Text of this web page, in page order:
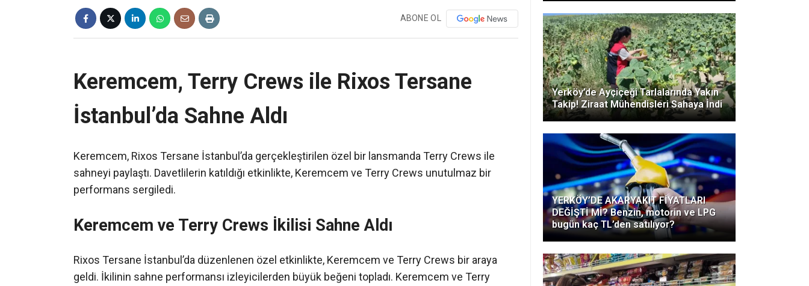
ABONE OL
Keremcem, Terry Crews ile Rixos Tersane
İstanbul’da Sahne Aldı
Keremcem, Rixos Tersane İstanbul’da gerçekleştirilen özel bir lansmanda Terry Crews ile
sahneyi paylaştı. Davetlilerin katıldığı etkinlikte, Keremcem ve Terry Crews unutulmaz bir
performans sergiledi.
Keremcem ve Terry Crews İkilisi Sahne Aldı
Rixos Tersane İstanbul’da düzenlenen özel etkinlikte, Keremcem ve Terry Crews bir araya
geldi. İkilinin sahne performansı izleyicilerden büyük beğeni topladı. Keremcem ve Terry
Yerköy’de Ayçiçeği Tarlalarında Yakın
Takip! Ziraat Mühendisleri Sahaya İndi
YERKÖY’DE AKARYAKIT FİYATLARI
DEĞİŞTİ Mİ? Benzin, motorin ve LPG
bugün kaç TL’den satılıyor?